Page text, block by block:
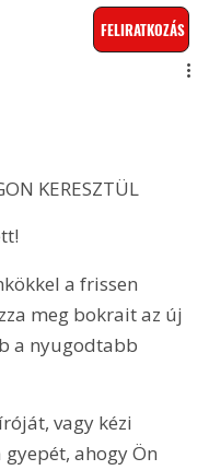
FELIRATKOZÁS
KERESZTÜL
a frissen
meg bokrait az új
a nyugodtabb
vagy kézi
ahogy Ön